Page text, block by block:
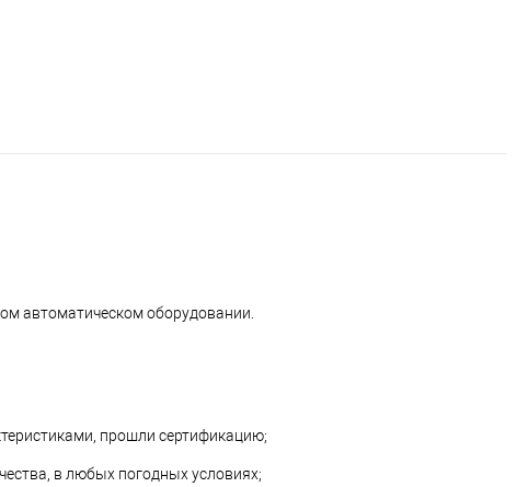
автоматическом оборудовании.
прошли сертификацию;
в любых погодных условиях;